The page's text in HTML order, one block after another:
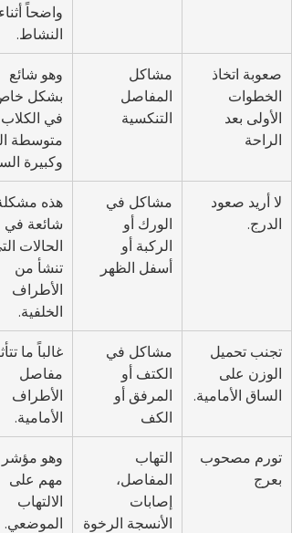
واضحاً
النشاط.
صعوبة اتخاذ
الخطوات
الأولى بعد
الراحة
مشاكل
المفاصل
التنكسية
وهو شائع
بشكل
في
متوسطة
وكبيرة
لا أريد صعود
الدرج.
مشاكل في
الورك أو
الركبة أو
أسفل الظهر
هذه
شائعة في
الحالات
تنشأ من
الأطراف
الخلفية.
تجنب تحميل
الوزن على
الساق الأمامية.
مشاكل في
الكتف أو
المرفق أو
الكف
غالباً ما
مفاصل
الأطراف
الأمامية.
تورم مصحوب
بعرج
التهاب
المفاصل،
إصابات
الأنسجة الرخوة
وهو
مهم على
الالتهاب
الموضعي.